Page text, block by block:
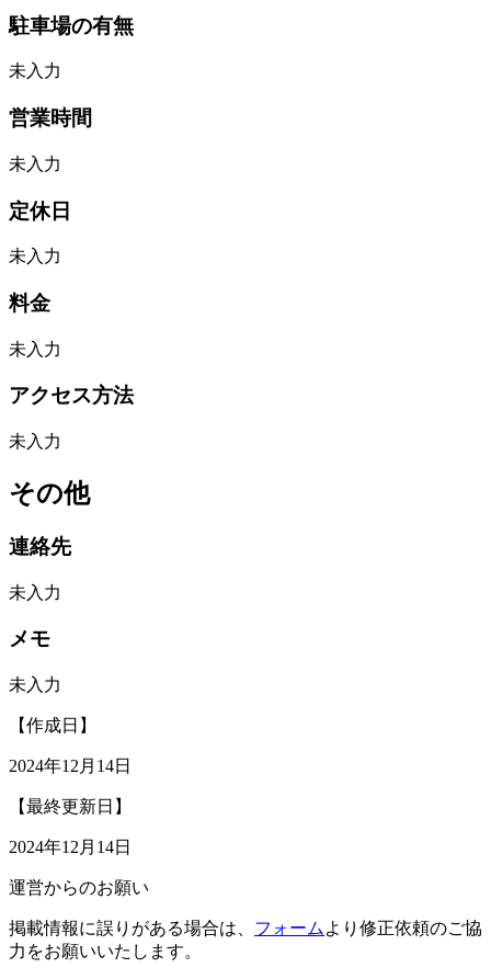
駐車場の有無
未入力
営業時間
未入力
定休日
未入力
料金
未入力
アクセス方法
未入力
その他
連絡先
未入力
メモ
未入力
【作成日】
2024年12月14日
【最終更新日】
2024年12月14日
運営からのお願い
掲載情報に誤りがある場合は、 フォーム より修正依頼のご協
力をお願いいたします。